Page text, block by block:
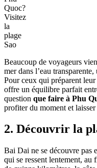
Quoc?
Visitez
la
plage
Sao
Beaucoup de voyageurs
mer dans l’eau
Pour ceux qui préparent leur
offre un équilibre parfait
question que faire à Phu
profiter du moment et
2. Découvrir la
Bai Dai ne se découvre pas
qui se ressent lentement, au